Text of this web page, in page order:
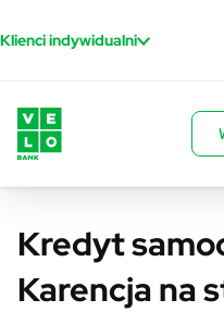
Klienci indywidualni
Kredyt
Karencja na